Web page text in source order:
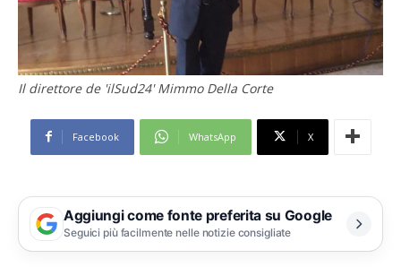
Il direttore de 'ilSud24' Mimmo Della Corte
Facebook WhatsApp X
Aggiungi come fonte preferita su Google
Seguici più facilmente nelle notizie consigliate